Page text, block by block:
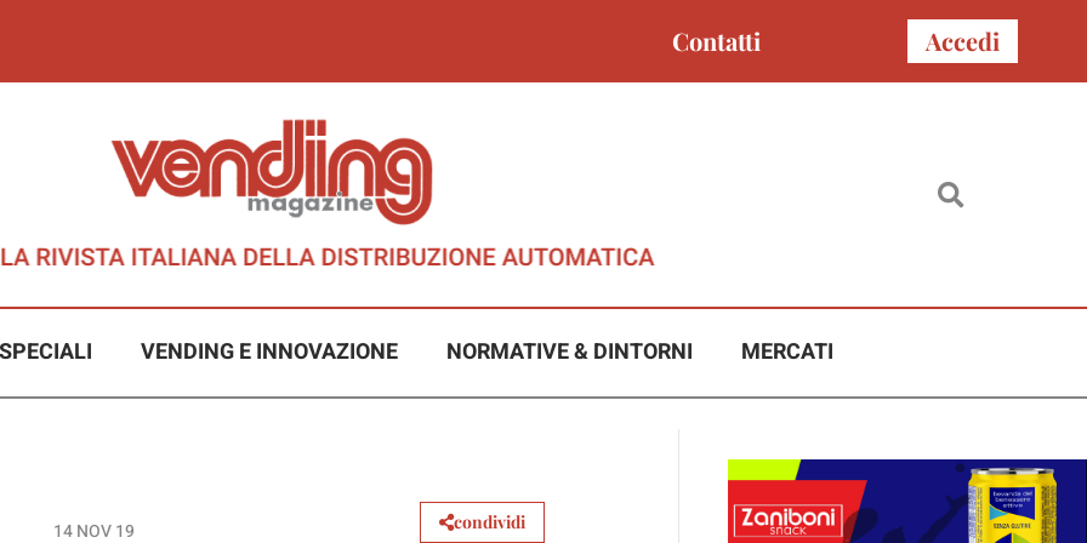
Contatti Accedi
SPECIALI VENDING E INNOVAZIONE NORMATIVE & DINTORNI MERCATI
14 NOV 19 condividi